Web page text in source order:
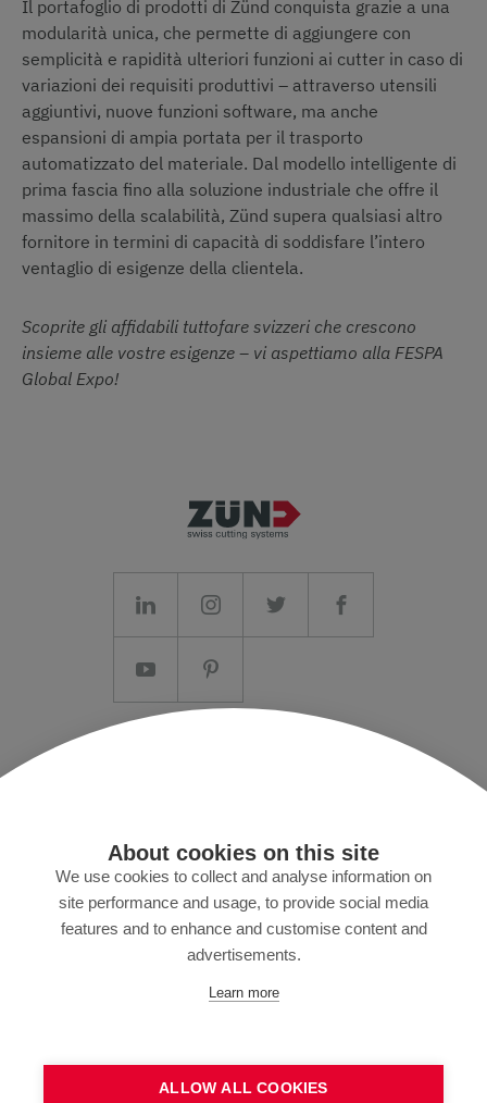
About cookies on this site
We use cookies to collect and analyse information on
site performance and usage, to provide social media
features and to enhance and customise content and
advertisements.
Learn more
ALLOW ALL COOKIES
Il portafoglio di prodotti di Zünd conquista grazie a una
modularità unica, che permette di aggiungere con
semplicità e rapidità ulteriori funzioni ai cutter in caso di
variazioni dei requisiti produttivi – attraverso utensili
aggiuntivi, nuove funzioni software, ma anche
espansioni di ampia portata per il trasporto
automatizzato del materiale. Dal modello intelligente di
prima fascia fino alla soluzione industriale che offre il
massimo della scalabilità, Zünd supera qualsiasi altro
fornitore in termini di capacità di soddisfare l’intero
ventaglio di esigenze della clientela.
Scoprite gli affidabili tuttofare svizzeri che crescono
insieme alle vostre esigenze – vi aspettiamo alla FESPA
Global Expo!
MyZund
Iscriviti alla nostra newsletter